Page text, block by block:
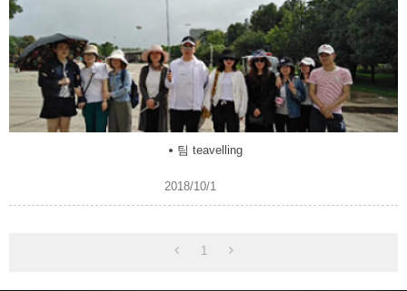
팀 teavelling
2018/10/1
1